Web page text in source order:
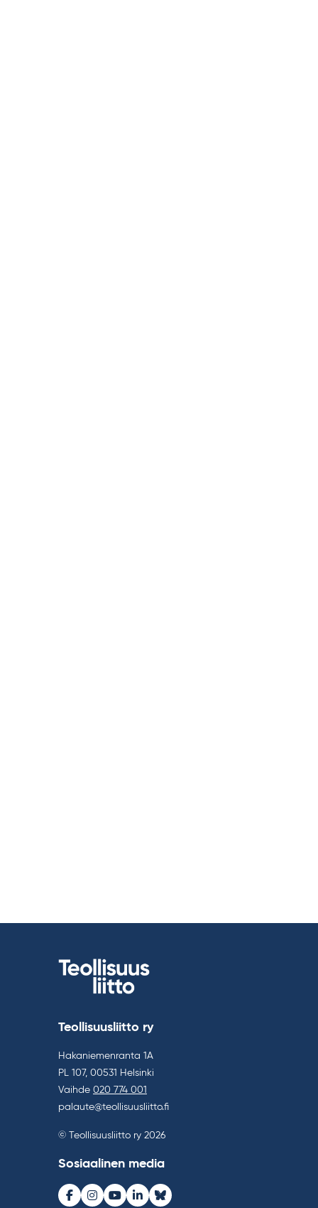
Teollisuusliitto ry
Hakaniemenranta 1A
PL 107, 00531 Helsinki
Vaihde 020 774 001
palaute@teollisuusliitto.fi
© Teollisuusliitto ry 2026
Sosiaalinen media
Facebook
Instagram
Youtube
LinkedInBluesky